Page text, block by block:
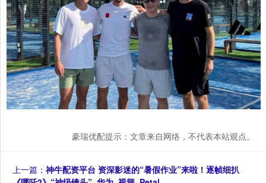
豪瑞优配提示：文章来自网络，不代表本站观点。
上一篇： 神牛配资平台 资深影迷的“暑假作业”来啦！逐帧细扒